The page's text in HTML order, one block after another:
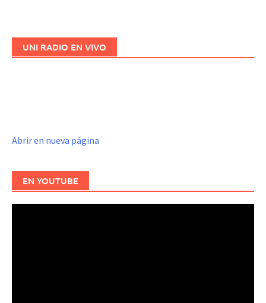
UNI RADIO EN VIVO
Abrir en nueva página
EN YOUTUBE